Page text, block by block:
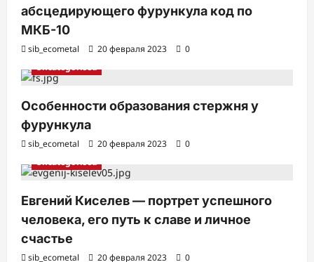
абсцедирующего фурункула код по
МКБ-10
sib_ecometal 20 февраля 2023
0
Uncategorised
Особенности образования стержня у
фурункула
sib_ecometal 20 февраля 2023
0
Uncategorised
Евгений Киселев — портрет успешного
человека, его путь к славе и личное
счастье
sib_ecometal 20 февраля 2023 0